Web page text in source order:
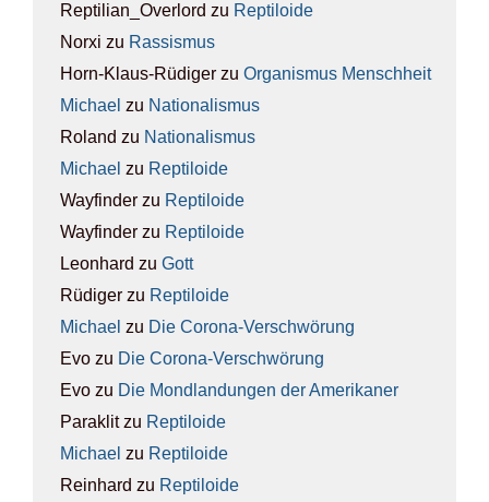
Reptilian_Overlord zu Rep­ti­lo­ide
Norxi zu Ras­sis­mus
Horn-Klaus-Rüdiger zu Orga­nis­mus Mensch­heit
Michael zu Natio­na­lis­mus
Roland zu Natio­na­lis­mus
Michael zu Rep­ti­lo­ide
Wayfinder zu Rep­ti­lo­ide
Wayfinder zu Rep­ti­lo­ide
Leonhard zu Gott
Rüdiger zu Rep­ti­lo­ide
Michael zu Die Coro­na-Ver­schwö­rung
Evo zu Die Coro­na-Ver­schwö­rung
Evo zu Die Mond­lan­dun­gen der Ame­ri­ka­ner
Paraklitzu Rep­ti­lo­ide
Michael zu Rep­ti­lo­ide
Reinhard zu Rep­ti­lo­ide